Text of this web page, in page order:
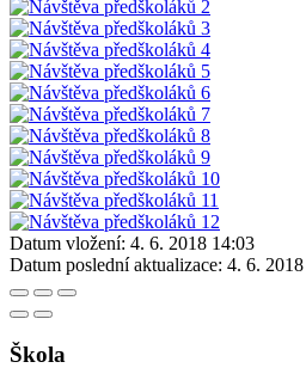
Datum vložení: 4. 6. 2018 14:03
Datum poslední aktualizace: 4. 6.
Škola